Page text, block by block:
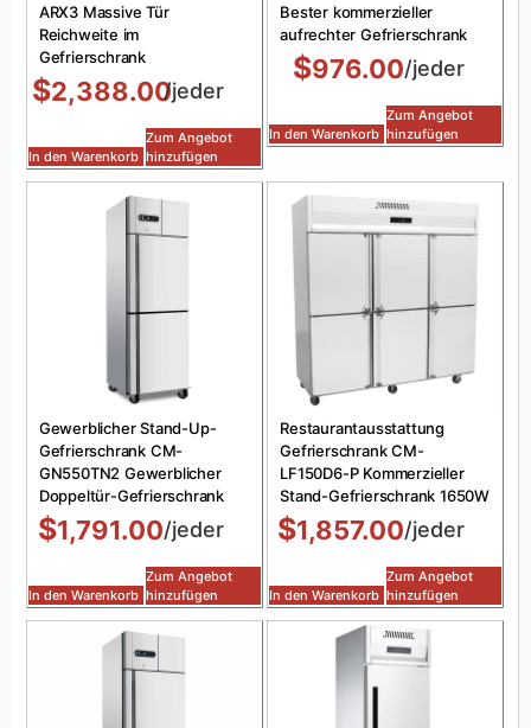
ARX3 Massive Tür
Reichweite im
Gefrierschrank
$2,388.00/jeder
In den Warenkorb
Zum Angebot
hinzufügen
Bester kommerzieller
aufrechter Gefrierschrank
$976.00/jeder
In den Warenkorb
Zum Angebot
hinzufügen
Gewerblicher Stand-Up-
Gefrierschrank CM-
GN550TN2 Gewerblicher
Doppeltür-Gefrierschrank
$1,791.00/jeder
In den Warenkorb
Zum Angebot
hinzufügen
Restaurantausstattung
Gefrierschrank CM-
LF150D6-P Kommerzieller
Stand-Gefrierschrank 1650W
$1,857.00/jeder
In den Warenkorb
Zum Angebot
hinzufügen